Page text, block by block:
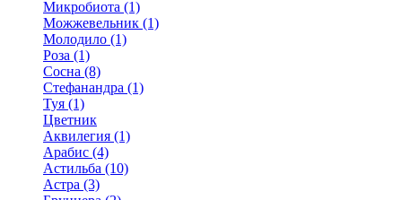
Микробиота (1)
Можжевельник (1)
Молодило (1)
Роза (1)
Сосна (8)
Стефанандра (1)
Туя (1)
Цветник
Аквилегия (1)
Арабис (4)
Астильба (10)
Астра (3)